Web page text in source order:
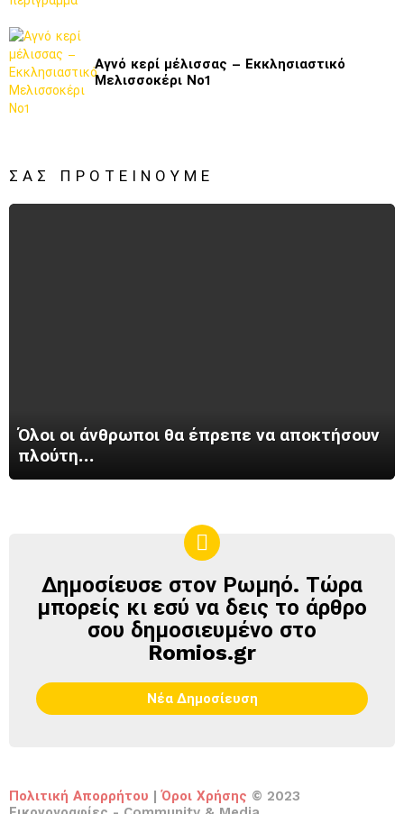
Αγνό κερί μέλισσας – Εκκλησιαστικό
Μελισσοκέρι Νο1
ΣΑΣ ΠΡΟΤΕΊΝΟΥΜΕ
Όλοι οι άνθρωποι θα έπρεπε να αποκτήσουν
πλούτη…
ΔΗΜΟΣΊΕΥΣΕ
ΣΤΟΝ
ΡΩΜΗΌ
Δημοσίευσε στον Ρωμηό. Τώρα
μπορείς κι εσύ να δεις το άρθρο
σου δημοσιευμένο στο
Romios.gr
Νέα Δημοσίευση
Πολιτική Απορρήτου Όροι Χρήσης © 2023